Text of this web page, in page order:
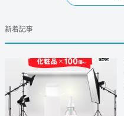
新着記事